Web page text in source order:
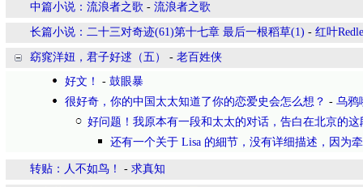
中篇小说：流浪者之歌 - 流浪者之歌
长篇小说：二十三对奇迹(61)第十七章 最后一根稻草(1) - 红叶
窈窕洋妞，君子好逑（五） - 老百姓侠
好文！
- 鼓眼暴
很好奇，你的中国太太知道了你的恋爱史会怎么想？ - 乌鸦
好问题！我原本有一段和太太的对话，告白在北京的这
还有一个关于 Lisa 的細节，没有详细描述，因为
转贴：人不如鸟！ - 求真知